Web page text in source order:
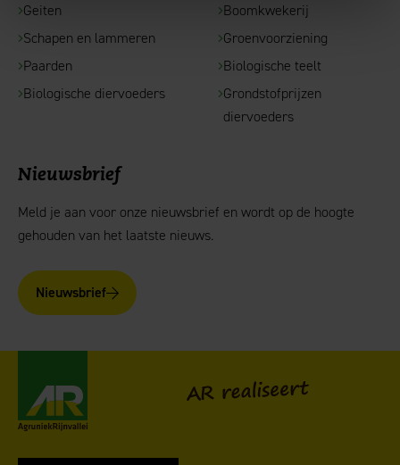
Geiten
Schapen en lammeren
Paarden
Biologische diervoeders
Boomkwekerij
Groenvoorziening
Biologische teelt
Grondstofprijzen
diervoeders
Nieuwsbrief
Meld je aan voor onze nieuwsbrief en wordt op de hoogte
gehouden van het laatste nieuws.
Nieuwsbrief
AR realiseert